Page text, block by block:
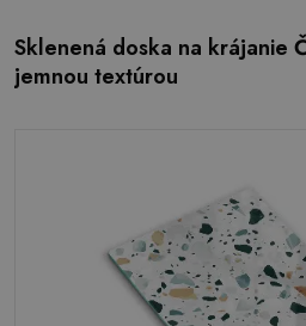
Sklenená doska na krájanie
jemnou textúrou